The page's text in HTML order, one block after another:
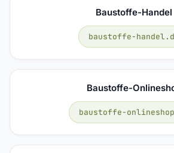
Baustoffe-Handel
baustoffe-
Baustoffe-
baustoffe-